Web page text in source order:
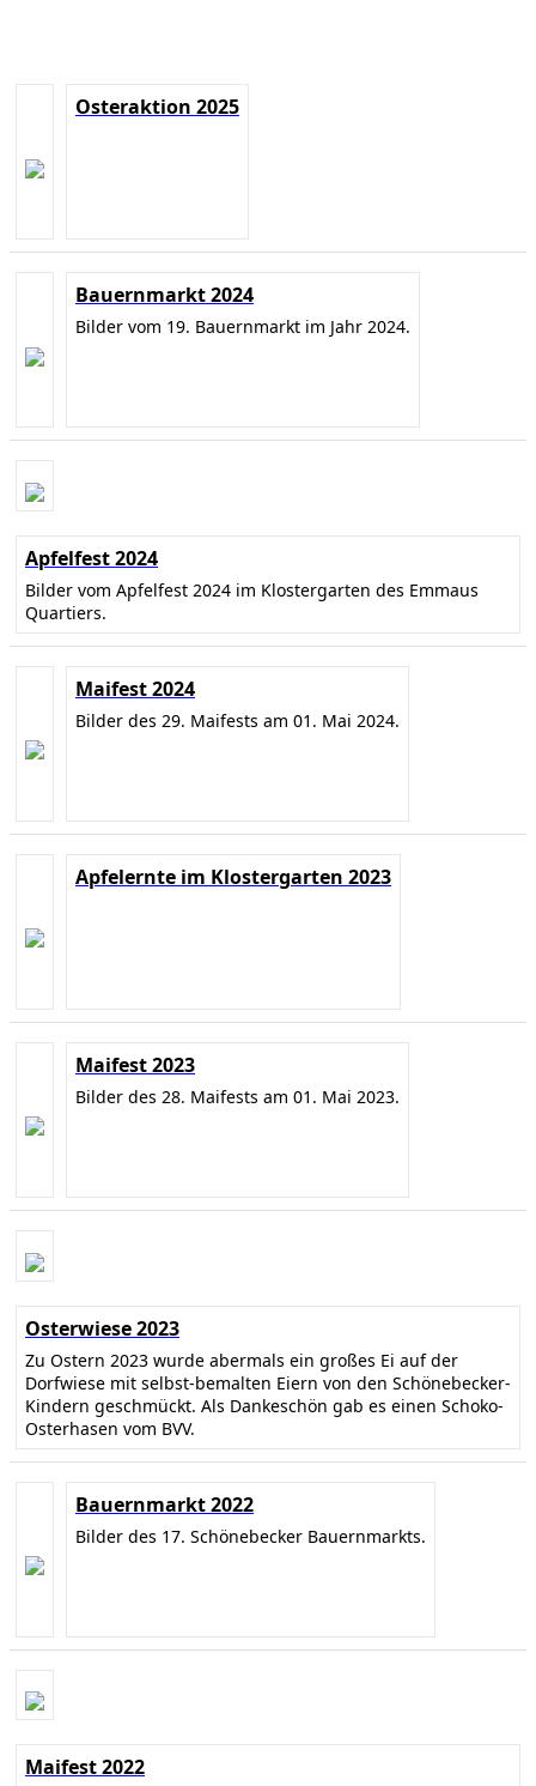
Osteraktion 2025
Bauernmarkt 2024
Bilder vom 19. Bauernmarkt im Jahr 2024.
Apfelfest 2024
Bilder vom Apfelfest 2024 im Klostergarten des Emmaus
Quartiers.
Maifest 2024
Bilder des 29. Maifests am 01. Mai 2024.
Apfelernte im Klostergarten 2023
Maifest 2023
Bilder des 28. Maifests am 01. Mai 2023.
Osterwiese 2023
Zu Ostern 2023 wurde abermals ein großes Ei auf der
Dorfwiese mit selbst-bemalten Eiern von den Schönebecker-
Kindern geschmückt. Als Dankeschön gab es einen Schoko-
Osterhasen vom BVV.
Bauernmarkt 2022
Bilder des 17. Schönebecker Bauernmarkts.
Maifest 2022